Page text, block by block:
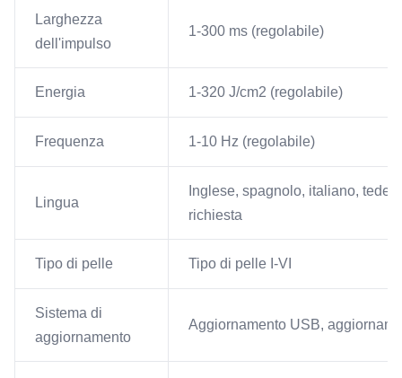
Larghezza
dell'impulso
1-300 ms (regolabile)
Energia 1-320 J/cm2 (regolabile)
Frequenza 1-10 Hz (regolabile)
Lingua
Inglese, spagnolo, italiano,
richiesta
Tipo di pelle Tipo di pelle I-VI
Sistema di
aggiornamento
Aggiornamento USB,